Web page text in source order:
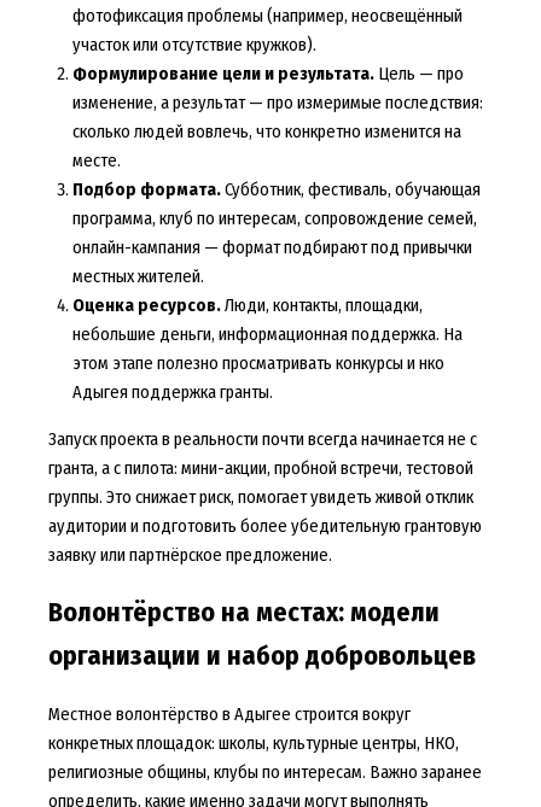
фотофиксация проблемы (например, неосвещённый
участок или отсутствие кружков).
Формулирование цели и результата.Цель — про
изменение, а результат — про измеримые последствия:
сколько людей вовлечь, что конкретно изменится на
месте.
Подбор формата.Субботник, фестиваль, обучающая
программа, клуб по интересам, сопровождение семей,
онлайн-кампания — формат подбирают под привычки
местных жителей.
Оценка ресурсов.Люди, контакты, площадки,
небольшие деньги, информационная поддержка. На
этом этапе полезно просматривать конкурсы и нко
Адыгея поддержка гранты.
Запуск проекта в реальности почти всегда начинается не с
гранта, а с пилота: мини-акции, пробной встречи, тестовой
группы. Это снижает риск, помогает увидеть живой отклик
аудитории и подготовить более убедительную грантовую
заявку или партнёрское предложение.
Волонтёрство на местах: модели
организации и набор добровольцев
Местное волонтёрство в Адыгее строится вокруг
конкретных площадок: школы, культурные центры, НКО,
религиозные общины, клубы по интересам. Важно заранее
определить, какие именно задачи могут выполнять